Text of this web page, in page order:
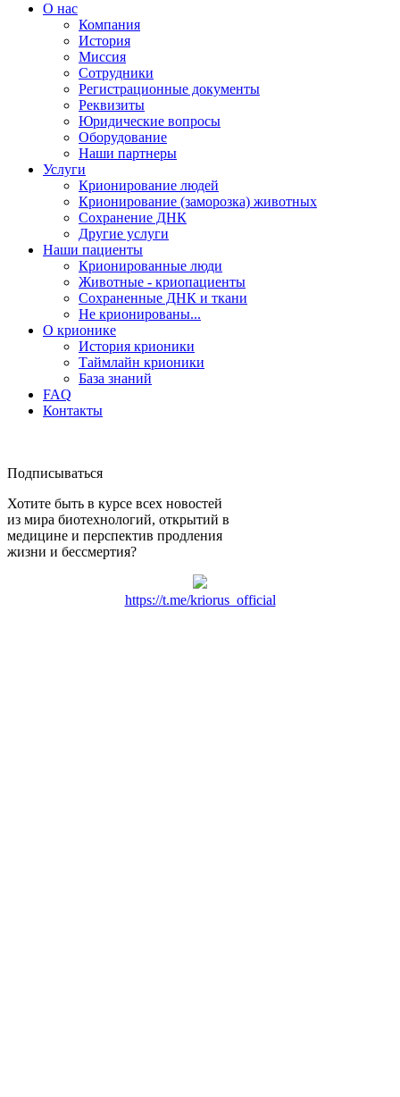
О нас
Компания
История
Миссия
Сотрудники
Регистрационные документы
Реквизиты
Юридические вопросы
Оборудование
Наши партнеры
Услуги
Крионирование людей
Крионирование (заморозка) животных
Сохранение ДНК
Другие услуги
Наши пациенты
Крионированные люди
Животные - криопациенты
Сохраненные ДНК и ткани
Не крионированы...
О крионике
История крионики
Таймлайн крионики
База знаний
FAQ
Контакты
Подписываться
Хотите быть в курсе всех новостей
из мира биотехнологий, открытий в
медицине и перспектив продления
жизни и бессмертия?
https://t.me/kriorus_official